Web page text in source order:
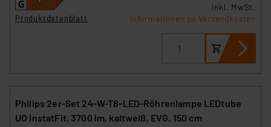
Produktdatenblatt
inkl. MwSt.
Informationen zu Versandkosten
Philips 2er-Set 24-W-T8-LED-Röhrenlampe LEDtube
UO InstatFit, 3700 lm, kaltweiß, EVG, 150 cm